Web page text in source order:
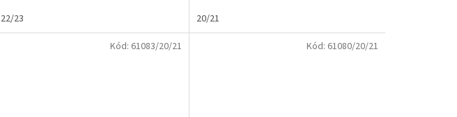
22/23
20/21
Kód: 61083/20/21 Kód: 61080/20/21